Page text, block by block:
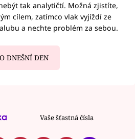
tak analytičtí. Možná zjistíte,
cílem, zatímco vlak vyjíždí ze
a nechte problém za sebou.
DNEŠNÍ DEN
Vaše šťastná čísla